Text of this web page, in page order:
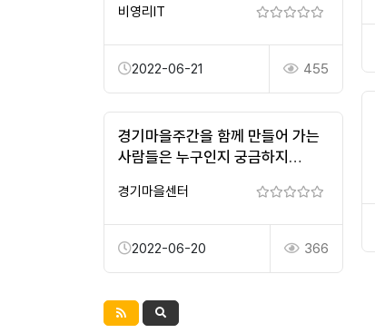
비영리IT
2022-06-21 455
경기마을주간을 함께 만들어 가는
사람들은 누구인지 궁금하지
#2022경기마을주간
경기마을센터
2022-06-20 366